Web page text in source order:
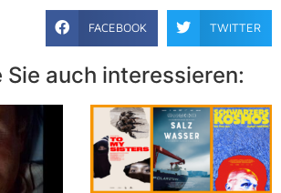
FACEBOOK TWITTER
Sie auch interessieren: